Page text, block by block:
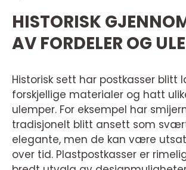
HISTORISK
AV FORDELER OG
Historisk sett har postkasser blitt
forskjellige materialer og hatt
ulemper. For eksempel har
tradisjonelt blitt ansett som
elegante, men de kan være
over tid. Plastpostkasser er